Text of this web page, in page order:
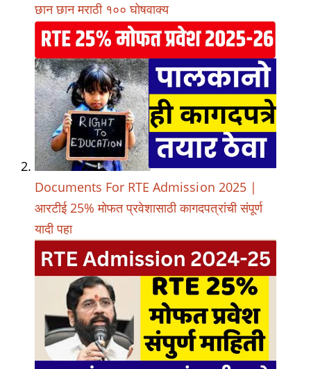
छान छान मराठी १०० घोषवाक्य
Documents For RTE Admission 2025 |
आरटीई 25% मोफत प्रवेशासाठी कागदपत्रांची संपूर्ण
यादी पहा